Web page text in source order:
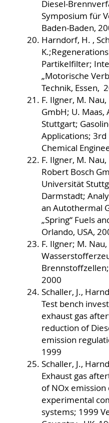
Diesel-
Symposium für
Baden-Baden,
Harndorf, H. ,
Partikelfilter;
„Motorische
Technik, Essen,
F. Ilgner, M.
GmbH; U.
Stuttgart;
Applications; 3rd
Chemical
F. Ilgner, M.
Robert Bosch
Universität
Darmstadt;
an Autothermal
„Spring“ Fuels
Orlando, USA,
F. Ilgner; M.
Brennstoffzellen;
2000
Schaller, J.,
Test bench
exhaust gas
reduction of
emission
1999
Schaller, J.,
Exhaust gas
of NOx emission
experimental
systems; 1999